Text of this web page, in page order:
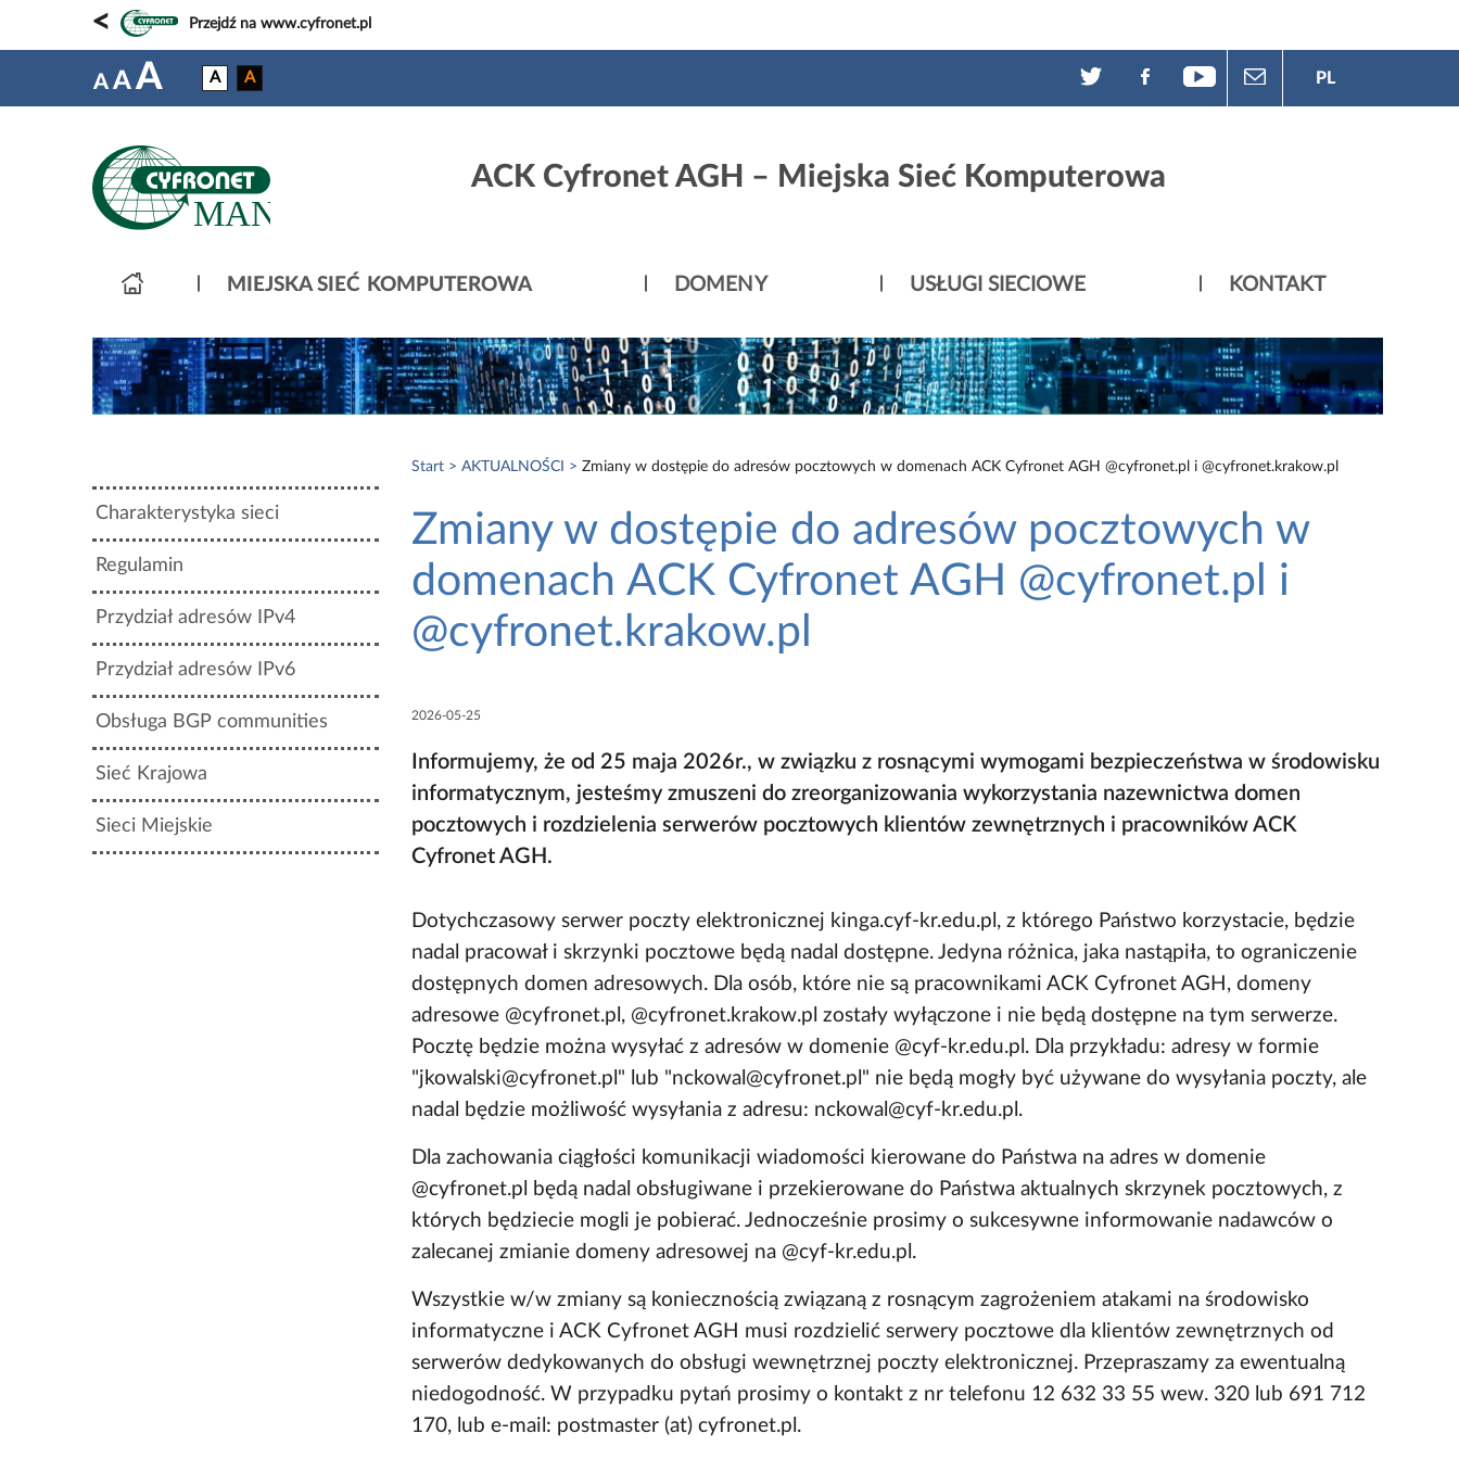
< Przejdź na www.cyfronet.pl
A AA A A PL
ACK Cyfronet AGH – Miejska Sieć Komputerowa
MIEJSKA SIEĆ KOMPUTEROWA DOMENY USŁUGI SIECIOWE KONTAKT
Charakterystyka sieci
Regulamin
Przydział adresów IPv4
Przydział adresów IPv6
Obsługa BGP communities
Sieć Krajowa
Sieci Miejskie
Start AKTUALNOŚCI Zmiany w dostępie do adresów pocztowych w domenach ACK Cyfronet AGH @cyfronet.pl i @cyfronet.krakow.pl
Zmiany w dostępie do adresów pocztowych w
domenach ACK Cyfronet AGH @cyfronet.pl i
@cyfronet.krakow.pl
2026-05-25
Informujemy, że od 25 maja 2026r., w związku z rosnącymi wymogami bezpieczeństwa w środowisku
informatycznym, jesteśmy zmuszeni do zreorganizowania wykorzystania nazewnictwa domen
pocztowych i rozdzielenia serwerów pocztowych klientów zewnętrznych i pracowników ACK
Cyfronet AGH.
Dotychczasowy serwer poczty elektronicznej kinga.cyf-kr.edu.pl, z którego Państwo korzystacie, będzie
nadal pracował i skrzynki pocztowe będą nadal dostępne. Jedyna różnica, jaka nastąpiła, to ograniczenie
dostępnych domen adresowych. Dla osób, które nie są pracownikami ACK Cyfronet AGH, domeny
adresowe @cyfronet.pl, @cyfronet.krakow.pl zostały wyłączone i nie będą dostępne na tym serwerze.
Pocztę będzie można wysyłać z adresów w domenie @cyf-kr.edu.pl. Dla przykładu: adresy w formie
"jkowalski@cyfronet.pl" lub "nckowal@cyfronet.pl" nie będą mogły być używane do wysyłania poczty, ale
nadal będzie możliwość wysyłania z adresu: nckowal@cyf-kr.edu.pl.
Dla zachowania ciągłości komunikacji wiadomości kierowane do Państwa na adres w domenie
@cyfronet.pl będą nadal obsługiwane i przekierowane do Państwa aktualnych skrzynek pocztowych, z
których będziecie mogli je pobierać. Jednocześnie prosimy o sukcesywne informowanie nadawców o
zalecanej zmianie domeny adresowej na @cyf-kr.edu.pl.
Wszystkie w/w zmiany są koniecznością związaną z rosnącym zagrożeniem atakami na środowisko
informatyczne i ACK Cyfronet AGH musi rozdzielić serwery pocztowe dla klientów zewnętrznych od
serwerów dedykowanych do obsługi wewnętrznej poczty elektronicznej. Przepraszamy za ewentualną
niedogodność. W przypadku pytań prosimy o kontakt z nr telefonu 12 632 33 55 wew. 320 lub 691 712
170, lub e-mail: postmaster (at) cyfronet.pl.